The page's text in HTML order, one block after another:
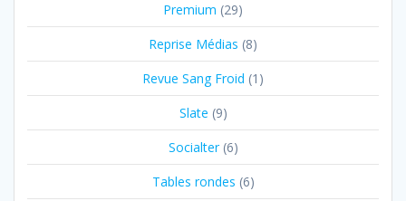
Premium (29)
Reprise Médias (8)
Revue Sang Froid (1)
Slate (9)
Socialter(6)
Tables rondes (6)